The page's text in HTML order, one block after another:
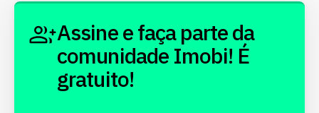
Assine e faça parte da
comunidade Imobi! É
gratuito!